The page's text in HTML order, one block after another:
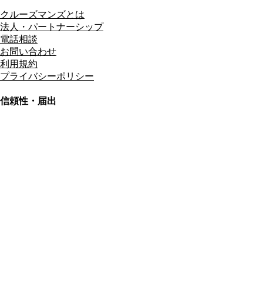
クルーズマンズとは
法人・パートナーシップ
電話相談
お問い合わせ
利用規約
プライバシーポリシー
信頼性・届出